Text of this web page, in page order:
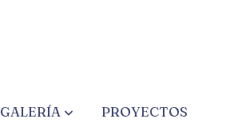
GALERÍA PROYECTOS